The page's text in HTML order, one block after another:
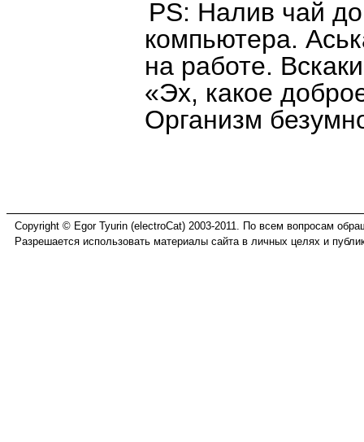
PS: Налив чай
компьютера.
на работе.
«Эх, какое
Организм
Copyright © Egor Tyurin (electroCat) 2003-2011. По всем вопросам
Разрешается использовать материалы сайта в личных целях и